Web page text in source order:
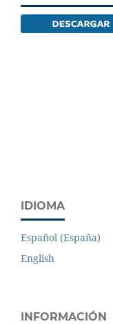
IDIOMA
Español (España)
English
INFORMACIÓN